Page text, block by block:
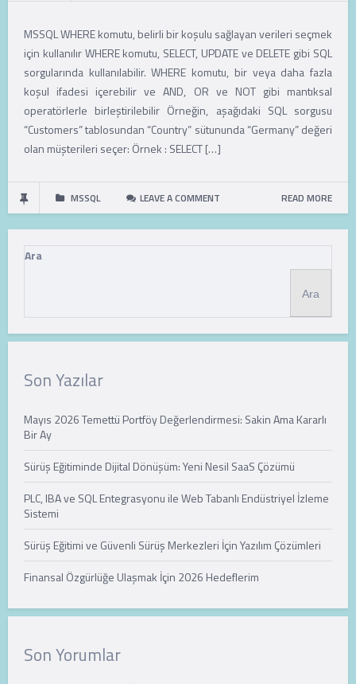
MSSQL WHERE komutu, belirli bir koşulu sağlayan verileri seçmek
için kullanılır WHERE komutu, SELECT, UPDATE ve DELETE gibi SQL
sorgularında kullanılabilir. WHERE komutu, bir veya daha fazla
koşul ifadesi içerebilir ve AND, OR ve NOT gibi mantıksal
operatörlerle birleştirilebilir Örneğin, aşağıdaki SQL sorgusu
“Customers” tablosundan “Country” sütununda “Germany” değeri
olan müşterileri seçer: Örnek : SELECT […]
MSSQL LEAVE A COMMENT READ MORE
Ara
Ara
Son Yazılar
Mayıs 2026 Temettü Portföy Değerlendirmesi: Sakin Ama Kararlı
Bir Ay
Sürüş Eğitiminde Dijital Dönüşüm: Yeni Nesil SaaS Çözümü
PLC, IBA ve SQL Entegrasyonu ile Web Tabanlı Endüstriyel İzleme
Sistemi
Sürüş Eğitimi ve Güvenli Sürüş Merkezleri İçin Yazılım Çözümleri
Finansal Özgürlüğe Ulaşmak İçin 2026 Hedeflerim
Son Yorumlar